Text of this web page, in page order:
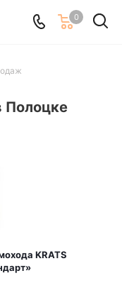
0
Полоцке